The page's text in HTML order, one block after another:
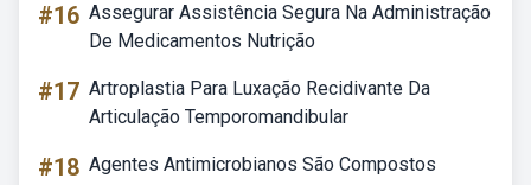
#16 Assegurar Assistência Segura Na Administração
De Medicamentos Nutrição
#17 Artroplastia Para Luxação Recidivante Da
Articulação Temporomandibular
#18 Agentes Antimicrobianos São Compostos